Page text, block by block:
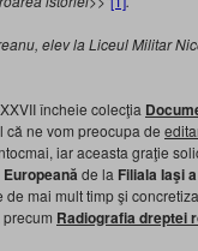
elev la Liceul Militar
încheie colecţia
ne vom preocupa de
iar aceasta graţie
de la Filiala Iaşi
mai mult timp şi
Radiografia dreptei